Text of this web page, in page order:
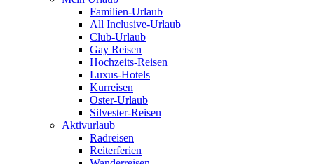
Familien-Urlaub
All Inclusive-Urlaub
Club-Urlaub
Gay Reisen
Hochzeits-Reisen
Luxus-Hotels
Kurreisen
Oster-Urlaub
Silvester-Reisen
Aktivurlaub
Radreisen
Reiterferien